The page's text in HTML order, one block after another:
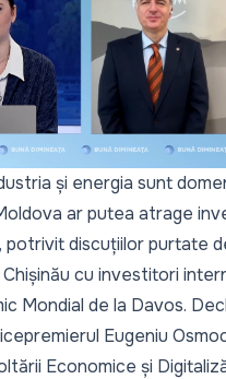
și energia sunt
ar putea atrage
potrivit discuțiilor purtate
cu investitori
Mondial de la Davos.
Eugeniu
Economice și